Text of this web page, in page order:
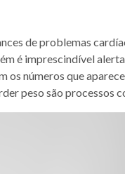
de problemas
é imprescindível
os números que
peso são processos